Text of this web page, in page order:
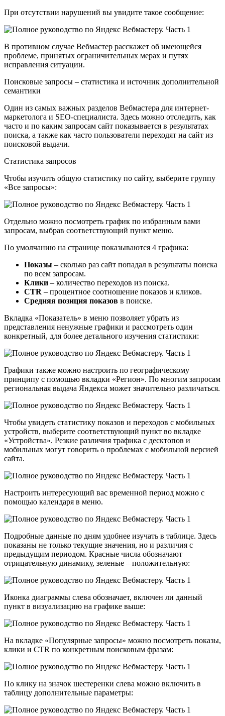
При отсутствии нарушений вы увидите такое сообщение:
В противном случае Вебмастер расскажет об имеющейся
проблеме, принятых ограничительных мерах и путях
исправления ситуации.
Поисковые запросы – статистика и источник дополнительной
семантики
Один из самых важных разделов Вебмастера для интернет-
маркетолога и SEO-специалиста. Здесь можно отследить, как
часто и по каким запросам сайт показывается в результатах
поиска, а также как часто пользователи переходят на сайт из
поисковой выдачи.
Статистика запросов
Чтобы изучить общую статистику по сайту, выберите группу
«Все запросы»:
Отдельно можно посмотреть график по избранным вами
запросам, выбрав соответствующий пункт меню.
По умолчанию на странице показываются 4 графика:
Показы – сколько раз сайт попадал в результаты поиска
по всем запросам.
Клики – количество переходов из поиска.
CTR – процентное соотношение показов и кликов.
Средняя позиция показов в поиске.
Вкладка «Показатель» в меню позволяет убрать из
представления ненужные графики и рассмотреть один
конкретный, для более детального изучения статистики:
Графики также можно настроить по географическому
принципу с помощью вкладки «Регион». По многим запросам
региональная выдача Яндекса может значительно различаться.
Чтобы увидеть статистику показов и переходов с мобильных
устройств, выберите соответствующий пункт во вкладке
«Устройства». Резкие различия трафика с десктопов и
мобильных могут говорить о проблемах с мобильной версией
сайта.
Настроить интересующий вас временной период можно с
помощью календаря в меню.
Подробные данные по дням удобнее изучать в таблице. Здесь
показаны не только текущие значения, но и различия с
предыдущим периодом. Красные числа обозначают
отрицательную динамику, зеленые – положительную:
Иконка диаграммы слева обозначает, включен ли данный
пункт в визуализацию на графике выше:
На вкладке «Популярные запросы» можно посмотреть показы,
клики и CTR по конкретным поисковым фразам:
По клику на значок шестеренки слева можно включить в
таблицу дополнительные параметры: